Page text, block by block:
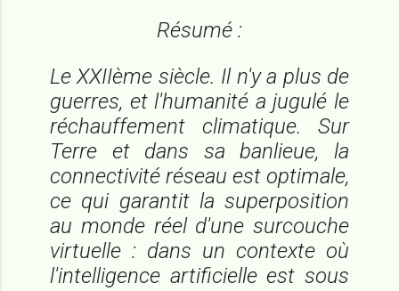
Résumé :
Le XXIIème siècle. Il n'y a plus de
guerres, et l'humanité a jugulé le
réchauffement climatique. Sur
Terre et dans sa banlieue, la
connectivité réseau est optimale,
ce qui garantit la superposition
au monde réel d'une surcouche
virtuelle : dans un contexte où
l'intelligence artificielle est sous